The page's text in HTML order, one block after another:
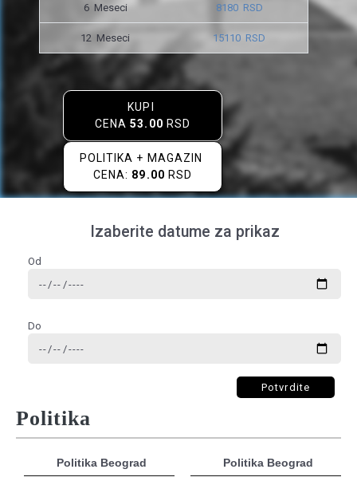
6 Meseci 8180 RSD
12 Meseci 15110 RSD
KUPI
CENA53.00 RSD
POLITIKA + MAGAZIN
CENA: 89.00 RSD
Izaberite datume za prikaz
Od
Do
Potvrdite
Politika
Politika Beograd
Politika Beograd